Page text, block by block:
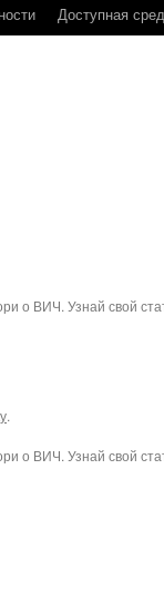
Доступная
о ВИЧ. Узнай свой
.
о ВИЧ. Узнай свой